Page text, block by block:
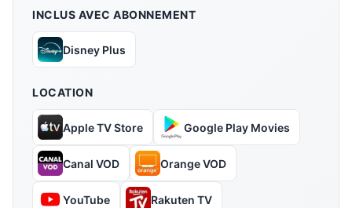
INCLUS AVEC ABONNEMENT
Disney Plus
LOCATION
Apple TV Store Google Play Movies
Canal VOD Orange VOD
YouTube Rakuten TV